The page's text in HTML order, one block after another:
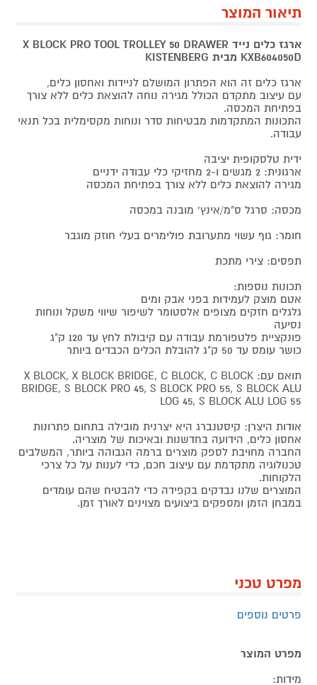
תיאור המוצר
ארגז כלים נייד X BLOCK PRO TOOL TROLLEY 50 DRAWER
KXB604050D מבית KISTENBERG
ארגז כלים זה הוא הפתרון המושלם לניידות ואחסון כלים,
עם עיצוב מתקדם הכולל מגירה נוחה להוצאת כלים ללא צורך
בפתיחת המכסה.
התכונות המתקדמות מבטיחות סדר ונוחות מקסימלית בכל תנאי
עבודה.
ידית טלסקופית יציבה
ארגונית: 2 מגשים ו-2 מחזיקי כלי עבודה ידניים
מגירה להוצאת כלים ללא צורך בפתיחת המכסה
מכסה: סרגל ס"מ/אינץ' מובנה במכסה
חומר: גוף עשוי מתערובת פולימרים בעלי חוזק מוגבר
תפסים: צירי מתכת
תכונות נוספות:
אטם מוצק לעמידות בפני אבק ומים
גלגלים חזקים מצופים אלסטומר לשיפור שיווי משקל ונוחות
נסיעה
פונקציית פלטפורמת עבודה עם קיבולת לחץ עד 120 ק"ג
כושר עומס עד 50 ק"ג להובלת הכלים הכבדים ביותר
תואם עם: X BLOCK, X BLOCK BRIDGE, C BLOCK, C BLOCK
BRIDGE, S BLOCK PRO 45, S BLOCK PRO 55, S BLOCK ALU
LOG 45, S BLOCK ALU LOG 55
אודות היצרן: קיסטנברג היא יצרנית מובילה בתחום פתרונות
אחסון כלים, הידועה בחדשנות ובאיכות של מוצריה.
החברה מחויבת לספק מוצרים ברמה הגבוהה ביותר, המשלבים
טכנולוגיה מתקדמת עם עיצוב חכם, כדי לענות על כל צרכי
הלקוחות.
המוצרים שלנו נבדקים בקפידה כדי להבטיח שהם עומדים
במבחן הזמן ומספקים ביצועים מצוינים לאורך זמן.
מפרט טכני
פרטים נוספים
מפרט המוצר
מידות: